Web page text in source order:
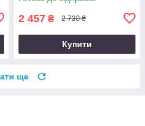
2 457 ₴ 2 730 ₴
Купити
ще